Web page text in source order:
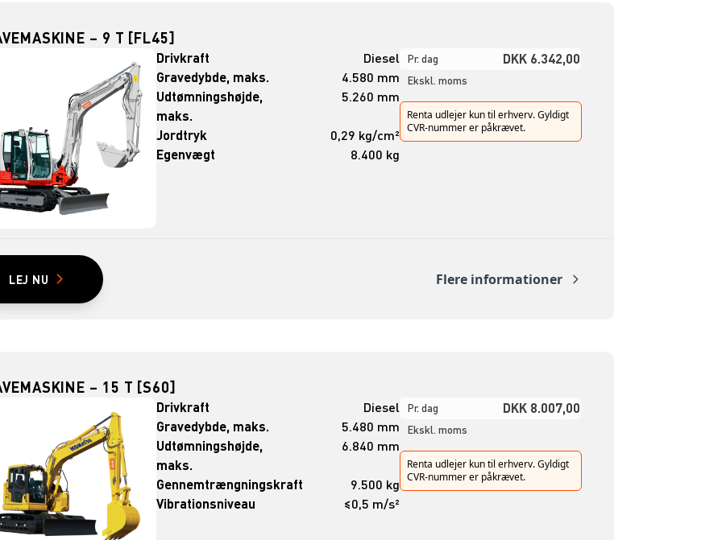
– 9 T [FL45]
Drivkraft
Diesel
Gravedybde, maks.
4.580 mm
Udtømningshøjde,
maks.
5.260 mm
Jordtryk
0,29 kg/cm²
Egenvægt
8.400 kg
Pr. dag DKK 6.342,00
Ekskl. moms
Renta udlejer kun til erhverv. Gyldigt
CVR-nummer er påkrævet.
LEJ NU Flere informationer
– 15 T [S60]
Drivkraft
Diesel
Gravedybde, maks.
5.480 mm
Udtømningshøjde,
maks.
6.840 mm
Gennemtrængningskraft
9.500 kg
Vibrationsniveau
≤0,5 m/s²
Pr. dag DKK 8.007,00
Ekskl. moms
Renta udlejer kun til erhverv. Gyldigt
CVR-nummer er påkrævet.